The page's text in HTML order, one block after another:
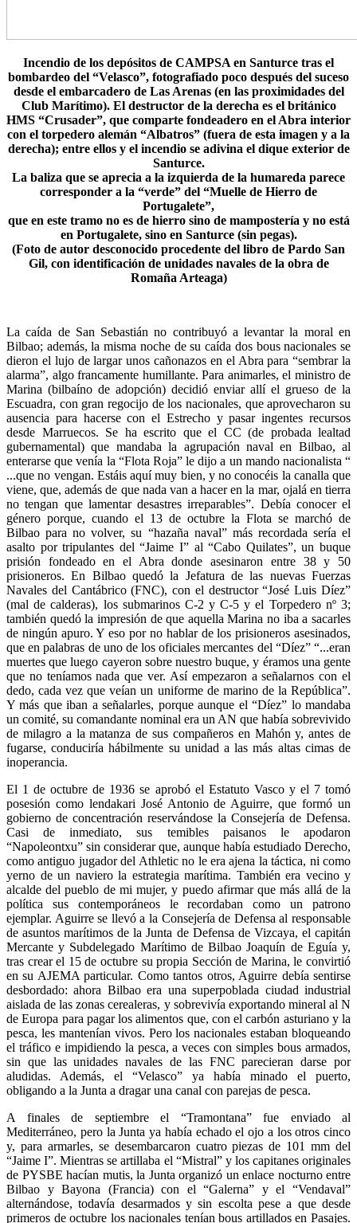
Incendio de los depósitos de CAMPSA en Santurce tras el
bombardeo del “Velasco”, fotografiado poco después del suceso
desde el embarcadero de Las Arenas (en las proximidades del
Club Marítimo). El destructor de la derecha es el británico
HMS “Crusader”, que comparte fondeadero en el Abra interior
con el torpedero alemán “Albatros” (fuera de esta imagen y a la
derecha); entre ellos y el incendio se adivina el dique exterior de
Santurce.
La baliza que se aprecia a la izquierda de la humareda parece
corresponder a la “verde” del “Muelle de Hierro de
Portugalete”,
que en este tramo no es de hierro sino de mampostería y no está
en Portugalete, sino en Santurce (sin pegas).
(Foto de autor desconocido procedente del libro de Pardo San
Gil, con identificación de unidades navales de la obra de
Romaña Arteaga)
La caída de San Sebastián no contribuyó a levantar la moral en
Bilbao; además, la misma noche de su caída dos bous nacionales se
dieron el lujo de largar unos cañonazos en el Abra para “sembrar la
alarma”, algo francamente humillante. Para animarles, el ministro de
Marina (bilbaíno de adopción) decidió enviar allí el grueso de la
Escuadra, con gran regocijo de los nacionales, que aprovecharon su
ausencia para hacerse con el Estrecho y pasar ingentes recursos
desde Marruecos. Se ha escrito que el CC (de probada lealtad
gubernamental) que mandaba la agrupación naval en Bilbao, al
enterarse que venía la “Flota Roja” le dijo a un mando nacionalista “
...que no vengan. Estáis aquí muy bien, y no conocéis la canalla que
viene, que, además de que nada van a hacer en la mar, ojalá en tierra
no tengan que lamentar desastres irreparables”. Debía conocer el
género porque, cuando el 13 de octubre la Flota se marchó de
Bilbao para no volver, su “hazaña naval” más recordada sería el
asalto por tripulantes del “Jaime I” al “Cabo Quilates”, un buque
prisión fondeado en el Abra donde asesinaron entre 38 y 50
prisioneros. En Bilbao quedó la Jefatura de las nuevas Fuerzas
Navales del Cantábrico (FNC), con el destructor “José Luis Díez”
(mal de calderas), los submarinos C-2 y C-5 y el Torpedero nº 3;
también quedó la impresión de que aquella Marina no iba a sacarles
de ningún apuro. Y eso por no hablar de los prisioneros asesinados,
que en palabras de uno de los oficiales mercantes del “Díez” “...eran
muertes que luego cayeron sobre nuestro buque, y éramos una gente
que no teníamos nada que ver. Así empezaron a señalarnos con el
dedo, cada vez que veían un uniforme de marino de la República”.
Y más que iban a señalarles, porque aunque el “Díez” lo mandaba
un comité, su comandante nominal era un AN que había sobrevivido
de milagro a la matanza de sus compañeros en Mahón y, antes de
fugarse, conduciría hábilmente su unidad a las más altas cimas de
inoperancia.
El 1 de octubre de 1936 se aprobó el Estatuto Vasco y el 7 tomó
posesión como lendakari José Antonio de Aguirre, que formó un
gobierno de concentración reservándose la Consejería de Defensa.
Casi de inmediato, sus temibles paisanos le apodaron
“Napoleontxu” sin considerar que, aunque había estudiado Derecho,
como antiguo jugador del Athletic no le era ajena la táctica, ni como
yerno de un naviero la estrategia marítima. También era vecino y
alcalde del pueblo de mi mujer, y puedo afirmar que más allá de la
política sus contemporáneos le recordaban como un patrono
ejemplar. Aguirre se llevó a la Consejería de Defensa al responsable
de asuntos marítimos de la Junta de Defensa de Vizcaya, el capitán
Mercante y Subdelegado Marítimo de Bilbao Joaquín de Eguía y,
tras crear el 15 de octubre su propia Sección de Marina, le convirtió
en su AJEMA particular. Como tantos otros, Aguirre debía sentirse
desbordado: ahora Bilbao era una superpoblada ciudad industrial
aislada de las zonas cerealeras, y sobrevivía exportando mineral al N
de Europa para pagar los alimentos que, con el carbón asturiano y la
pesca, les mantenían vivos. Pero los nacionales estaban bloqueando
el tráfico e impidiendo la pesca, a veces con simples bous armados,
sin que las unidades navales de las FNC parecieran darse por
aludidas. Además, el “Velasco” ya había minado el puerto,
obligando a la Junta a dragar una canal con parejas de pesca.
A finales de septiembre el “Tramontana” fue enviado al
Mediterráneo, pero la Junta ya había echado el ojo a los otros cinco
y, para armarles, se desembarcaron cuatro piezas de 101 mm del
“Jaime I”. Mientras se artillaba el “Mistral” y los capitanes originales
de PYSBE hacían mutis, la Junta organizó un enlace nocturno entre
Bilbao y Bayona (Francia) con el “Galerna” y el “Vendaval”
alternándose, todavía desarmados y sin escolta pese a que desde
primeros de octubre los nacionales tenían bous artillados en Pasajes.